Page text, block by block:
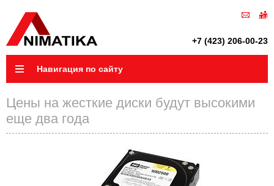
+7 (423) 206-00-23
Навигация по сайту
Цены на жесткие диски будут высокими
еще два года